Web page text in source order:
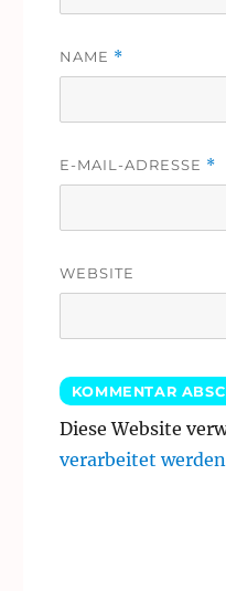
NAME *
E-MAIL-ADRESSE *
WEBSITE
Diese Website
verarbeitet